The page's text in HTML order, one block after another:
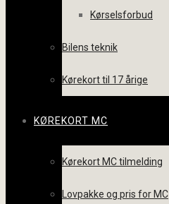
Kørselsforbud
Bilens teknik
Kørekort til 17 årige
KØREKORT MC
Kørekort MC tilmelding
Lovpakke og pris for MC